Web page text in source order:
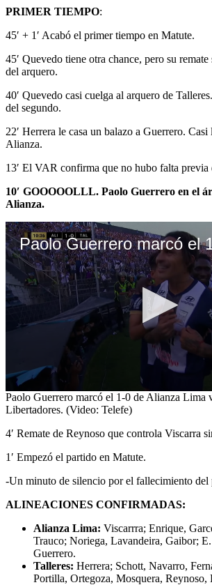
PRIMER TIEMPO:
45′ + 1′ Acabó el primer tiempo en Matute.
45′ Quevedo tiene otra chance, pero su
del arquero.
40′ Quevedo casi cuelga al arquero de
del segundo.
22′ Herrera le casa un balazo a Guerrero.
Alianza.
13′ El VAR confirma que no hubo falta previa
10′ GOOOOOLLL. Paolo Guerrero en el
Alianza.
0
seconds
1
minute,
19
seconds
Paolo Guerrero marcó el 1-0 de Alianza Lima
Libertadores. (Video: Telefe)
4′ Remate de Reynoso que controla Viscarra
1′ Empezó el partido en Matute.
-Un minuto de silencio por el fallecimiento del
ALINEACIONES CONFIRMADAS:
Alianza Lima: Viscarrra; Enrique,
Trauco; Noriega, Lavandeira, Gaibor;
Guerrero.
Talleres: Herrera; Schott, Navarro,
Portilla, Ortegoza, Mosquera,